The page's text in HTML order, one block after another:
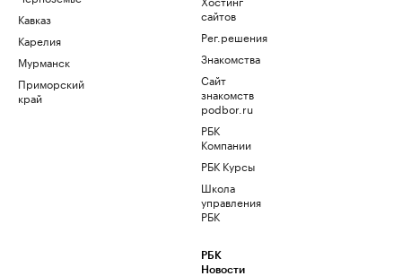
Кавказ
Карелия
Мурманск
Приморский
край
сайтов
Рег.решения
Знакомства
Сайт
знакомств
podbor.ru
РБК
Компании
РБК Курсы
Школа
управления
РБК
РБК
Новости